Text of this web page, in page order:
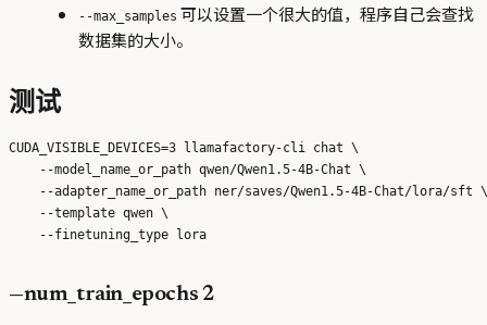
--max_samples 可以设置一个很大的值，程序自己会查找
数据集的大小。
测试
CUDA_VISIBLE_DEVICES=3 llamafactory-cli chat \
    --model_name_or_path qwen/Qwen1.5-4B-Chat \
    --adapter_name_or_path ner/saves/Qwen1.5-4B-Chat/lora/sft \
    --template qwen \
—num_train_epochs 2